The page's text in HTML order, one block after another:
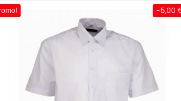
-5,00